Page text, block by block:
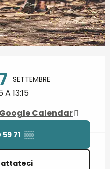
SETTEMBRE
13:15
Calendar
59 71 ▒▒